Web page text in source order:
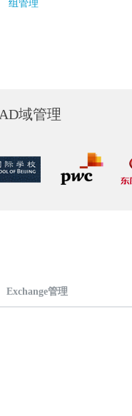
组管理
域管理
Exchange管理